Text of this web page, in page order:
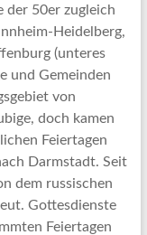
der 50er zugleich
Heidelberg,
(unteres
und Gemeinden
von
doch kamen
Feiertagen
Darmstadt. Seit
dem russischen
Gottesdienste
Feiertagen